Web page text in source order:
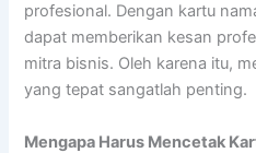
profesional. Dengan kartu
dapat memberikan kesan
mitra bisnis. Oleh karena itu,
yang tepat sangatlah penting.
Mengapa Harus Mencetak